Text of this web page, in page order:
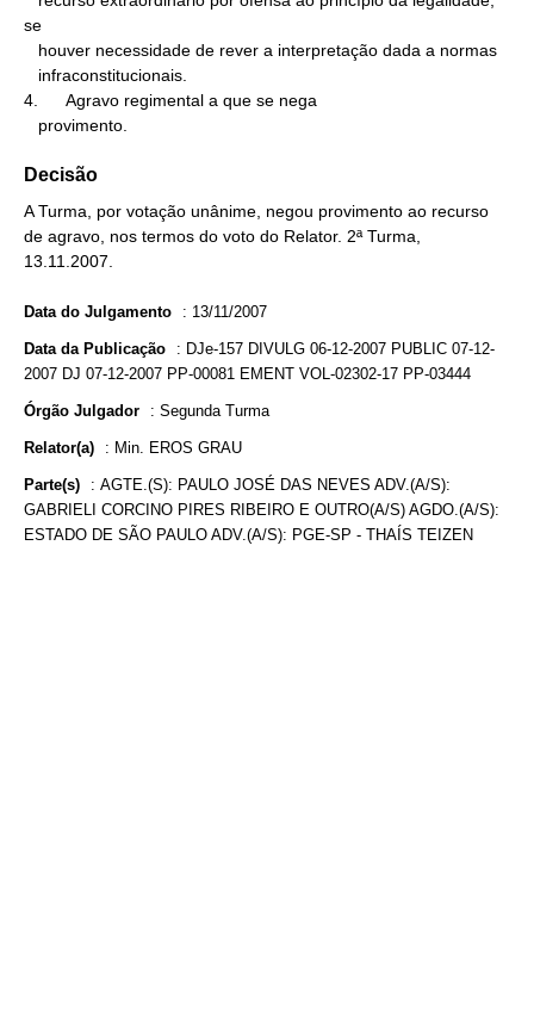
se
4.      Agravo regimental a que se nega
   provimento.
Decisão
A Turma, por votação unânime, negou provimento ao recurso
de agravo, nos termos do voto do Relator. 2ª Turma,
13.11.2007.
Data do Julgamento : 13/11/2007
Data da Publicação : DJe-157 DIVULG 06-12-2007 PUBLIC 07-12-
2007 DJ 07-12-2007 PP-00081 EMENT VOL-02302-17 PP-03444
Órgão Julgador : Segunda Turma
Relator(a) : Min. EROS GRAU
Parte(s) : AGTE.(S): PAULO JOSÉ DAS NEVES ADV.(A/S):
GABRIELI CORCINO PIRES RIBEIRO E OUTRO(A/S) AGDO.(A/S):
ESTADO DE SÃO PAULO ADV.(A/S): PGE-SP - THAÍS TEIZEN